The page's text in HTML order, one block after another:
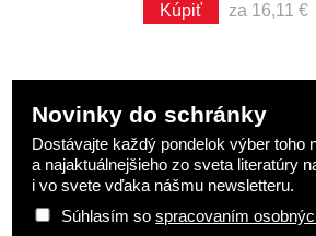
Kúpiť za 16,11 €
Novinky do schránky
Dostávajte každý pondelok výber toho
a najaktuálnejšieho zo sveta literatúry
i vo svete vďaka nášmu newsletteru.
Súhlasím sospracovaním